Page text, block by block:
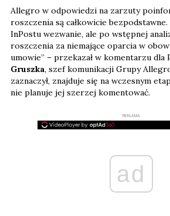
Allegro w odpowiedzi na zarzuty
roszczenia są całkowicie
InPostu wezwanie, ale po wstępnej
roszczenia za niemające oparcia w
umowie” – przekazał w komentarzu dla
Gruszka, szef komunikacji Grupy
zaznaczył, znajduje się na wczesnym
nie planuje jej szerzej komentować.
REKLAMA
ad